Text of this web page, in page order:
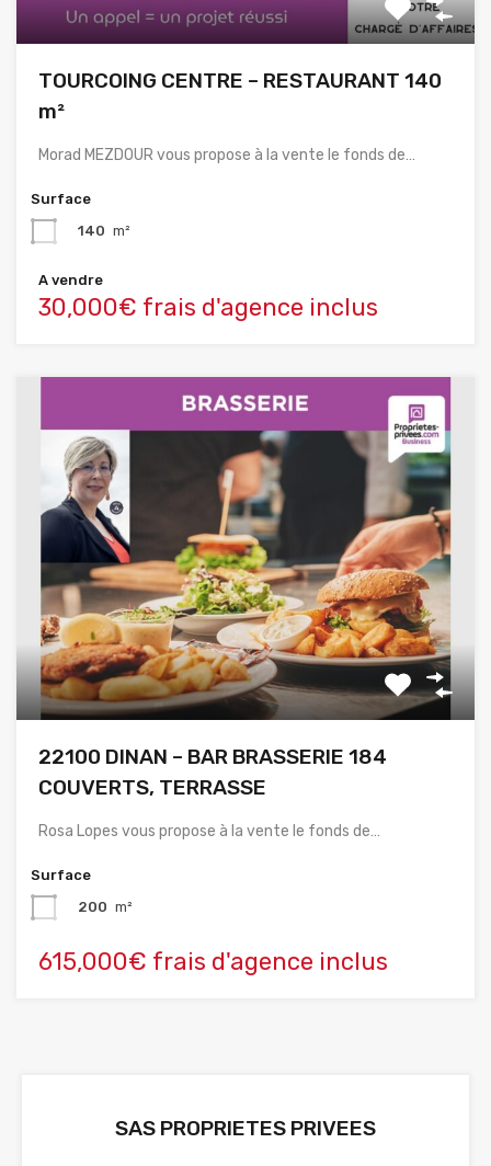
TOURCOING CENTRE – RESTAURANT 140
m²
Morad MEZDOUR vous propose à la vente le fonds de…
Surface
140 m²
A vendre
30,000€ frais d'agence inclus
22100 DINAN – BAR BRASSERIE 184
COUVERTS, TERRASSE
Rosa Lopes vous propose à la vente le fonds de…
Surface
200 m²
615,000€ frais d'agence inclus
SAS PROPRIETES PRIVEES